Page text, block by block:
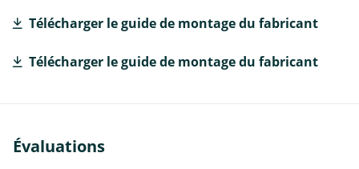
Télécharger le guide de montage du fabricant
Télécharger le guide de montage du fabricant
Évaluations